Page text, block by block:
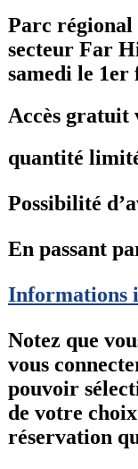
Parc
secteur Far
samedi le
Accès gratuit
quantité
Possibilité
En passant
Informations
Notez que
vous
pouvoir
de votre
réservation